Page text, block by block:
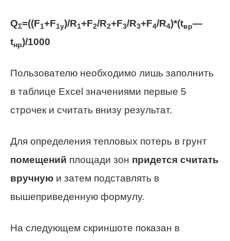
QΣ=((F1+F1у)/R1+F2/R2+F3/R3+F4/R4)*(tвр—
tнр)/1000
Пользователю необходимо лишь заполнить
в таблице Excel значениями первые 5
строчек и считать внизу результат.
Для определения тепловых потерь в грунт
помещений площади зон придется считать
вручную и затем подставлять в
вышеприведенную формулу.
На следующем скриншоте показан в